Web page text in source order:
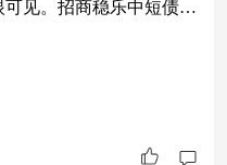
见。招商稳乐中短债 9
，持有九十天后才
账面收益，小额中长期
短债90天持有期债券A
怎么看？# "delPicture(e